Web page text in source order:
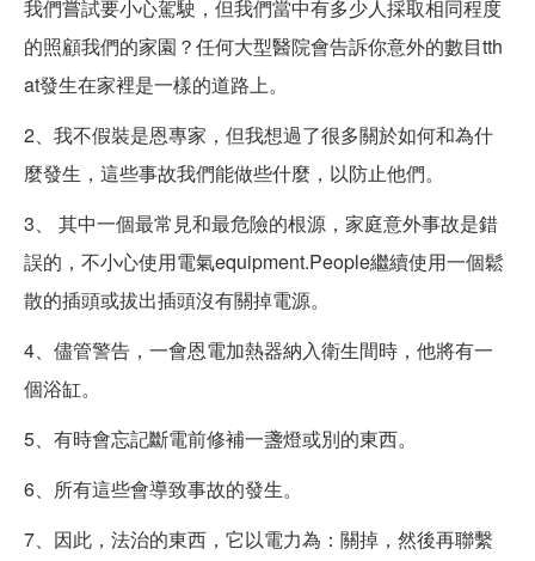
我們嘗試要小心駕駛，但我們當中有多少人採取相同程度
的照顧我們的家園？任何大型醫院會告訴你意外的數目tth
at發生在家裡是一樣的道路上。
2、我不假裝是恩專家，但我想過了很多關於如何和為什
麼發生，這些事故我們能做些什麼，以防止他們。
3、 其中一個最常見和最危險的根源，家庭意外事故是錯
誤的，不小心使用電氣equipment.People繼續使用一個鬆
散的插頭或拔出插頭沒有關掉電源。
4、儘管警告，一會恩電加熱器納入衛生間時，他將有一
個浴缸。
5、有時會忘記斷電前修補一盞燈或別的東西。
6、所有這些會導致事故的發生。
7、因此，法治的東西，它以電力為：關掉，然後再聯繫